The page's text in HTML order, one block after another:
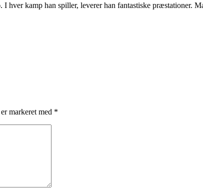
hver kamp han spiller, leverer han fantastiske præstationer.
markeret med *